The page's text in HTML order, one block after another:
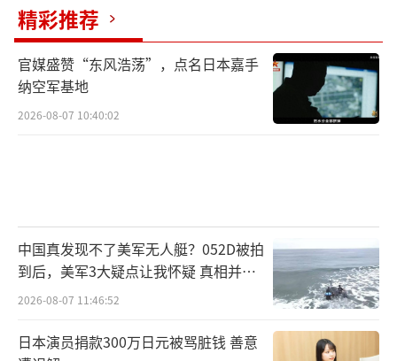
精彩推荐
官媒盛赞“东风浩荡”，点名日本嘉手
纳空军基地
2026-08-07 10:40:02
中国真发现不了美军无人艇？052D被拍
到后，美军3大疑点让我怀疑 真相并非
如此
2026-08-07 11:46:52
日本演员捐款300万日元被骂脏钱 善意